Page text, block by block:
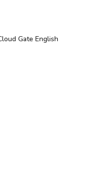
Gate English